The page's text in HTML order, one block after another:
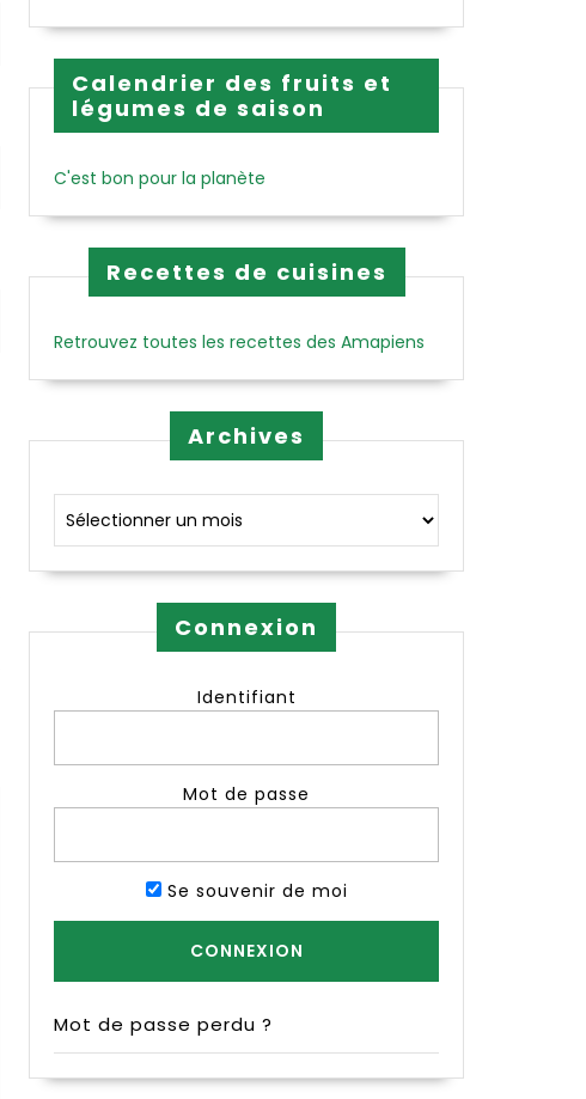
Calendrier des fruits et
légumes de saison
C'est bon pour la planète
Recettes de cuisines
Retrouvez toutes les recettes des Amapiens
Archives
Connexion
Identifiant
Mot de passe
Se souvenir de moi
Mot de passe perdu ?